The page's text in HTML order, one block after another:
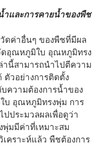
ำและการคายน้ำของพืช
ดค่าอื่นๆ ของพืชที่มีผล
ดอุณหภูมิใบ อุณหภูมิทรง
นี้สามารถนำไปตีความ
ตัวอย่างการติดตั้ง
บความต้องการน้ำของ
บ อุณหภูมิทรงพุ่ม การ
ประมวลผลเพื่อดูว่า
มมีค่าที่เหมาะสม
คราะห์แล้ว พืชต้องการ